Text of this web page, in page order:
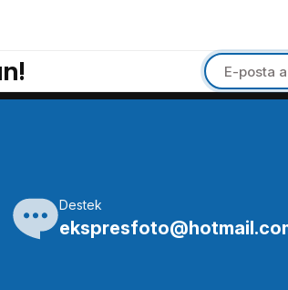
TL
SMALLRİG
SmallRig APT2510 BMPCC 4K ve 6K
Destek